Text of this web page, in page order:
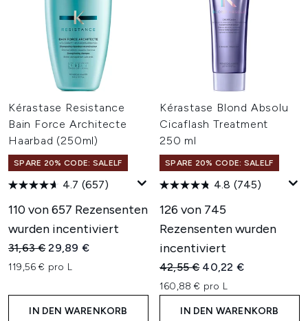
Kérastase Resistance
Bain Force Architecte
Haarbad (250ml)
SPARE 20% CODE: SALELF
4.7 (657)
110 von 657 Rezensenten
wurden incentiviert
Unverbindliche Preisempfehlung:
31,63 €Aktueller Preis:
29,89 €
119,56 € pro L
IN DEN WARENKORB
Kérastase Blond Absolu
Cicaflash Treatment
250 ml
SPARE 20% CODE: SALELF
4.8 (745)
126 von 745
Rezensenten wurden
incentiviert
Unverbindliche
42,55 € Aktueller Preis:
40,22 €
160,88 € pro L
IN DEN WARENKORB